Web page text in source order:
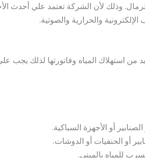
وذلك لأن الشركة تعتمد علي أحدث
والحرارية والصوتية.
من استهلاك المياه وفاتورتها لذلك يجب
أو الأجهزة السباكية.
أو الحنفيات أو الدوشات.
للمياه بالمبني.